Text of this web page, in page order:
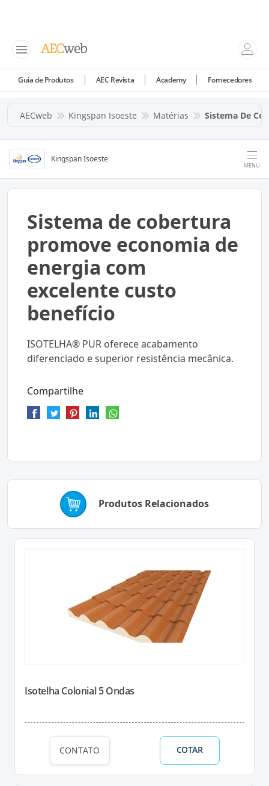
Guia de Produtos AEC Revista Academy Fornecedores
AECweb Kingspan Isoeste Matérias Sistema De
Kingspan Isoeste
MENU
Sistema de cobertura
promove economia de
energia com
excelente custo
benefício
ISOTELHA® PUR oferece acabamento
diferenciado e superior resistência mecânica.
Compartilhe
Produtos Relacionados
Isotelha Colonial 5 Ondas
CONTATO COTAR